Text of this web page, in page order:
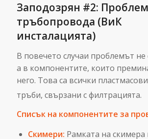
Заподозрян #2:
тръбопровода (ВиК
инсталацията)
В повечето случаи проблемът
а в компонентите, които
него. Това са всички
тръби, свързани с филтрацията.
Списък на компонентите за
Скимери: Рамката на скимера